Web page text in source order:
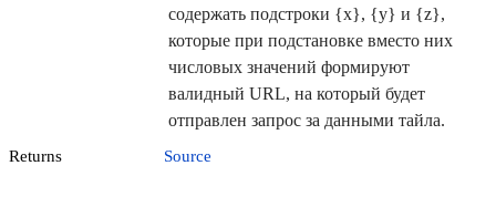
содержать подстроки {x}, {y} и {z},
которые при подстановке вместо них
числовых значений формируют
валидный URL, на который будет
отправлен запрос за данными тайла.
Returns Source